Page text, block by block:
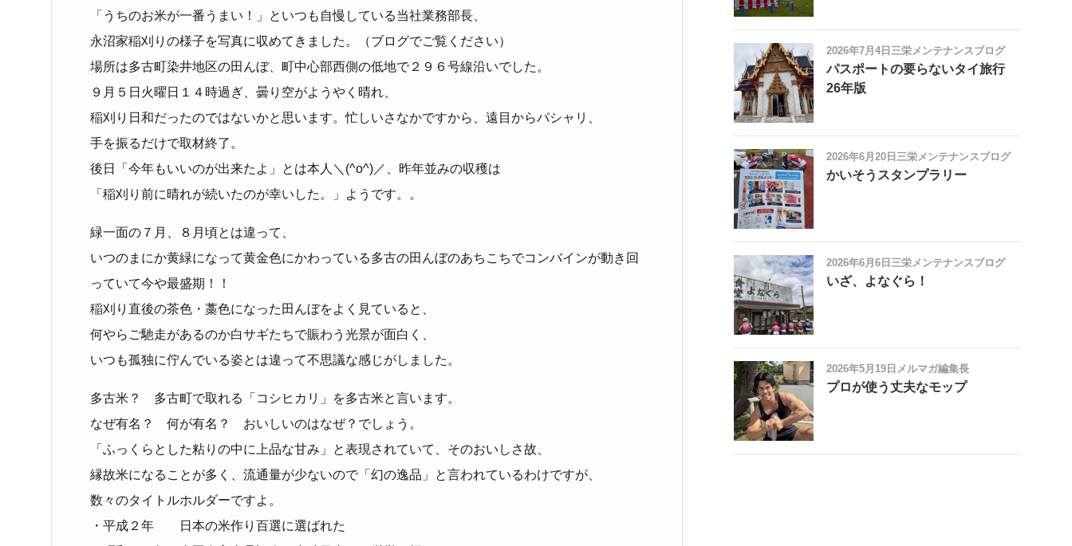
「うちのお米が一番うまい！」といつも自慢している当社業務部長、
永沼家稲刈りの様子を写真に収めてきました。（ブログでご覧ください）
場所は多古町染井地区の田んぼ、町中心部西側の低地で２９６号線沿いでした。
９月５日火曜日１４時過ぎ、曇り空がようやく晴れ、
稲刈り日和だったのではないかと思います。忙しいさなかですから、遠目からパシャリ、
手を振るだけで取材終了。
後日「今年もいいのが出来たよ」とは本人＼(^o^)／、昨年並みの収穫は
「稲刈り前に晴れが続いたのが幸いした。」ようです。。
緑一面の７月、８月頃とは違って、
いつのまにか黄緑になって黄金色にかわっている多古の田んぼのあちこちでコンバインが動き回
っていて今や最盛期！！
稲刈り直後の茶色・藁色になった田んぼをよく見ていると、
何やらご馳走があるのか白サギたちで賑わう光景が面白く、
いつも孤独に佇んでいる姿とは違って不思議な感じがしました。
多古米？ 多古町で取れる「コシヒカリ」を多古米と言います。
なぜ有名？ 何が有名？ おいしいのはなぜ？でしょう。
「ふっくらとした粘りの中に上品な甘み」と表現されていて、そのおいしさ故、
縁故米になることが多く、流通量が少ないので「幻の逸品」と言われているわけですが、
数々のタイトルホルダーですよ。
・平成２年 日本の米作り百選に選ばれた
2026年7月4日 三栄メンテナンスブログ
パスポートの要らないタイ旅行
26年版
2026年6月20日 三栄メンテナンスブログ
かいそうスタンプラリー
2026年6月6日 三栄メンテナンスブログ
いざ、よなぐら！
2026年5月19日 メルマガ編集長
プロが使う丈夫なモップ